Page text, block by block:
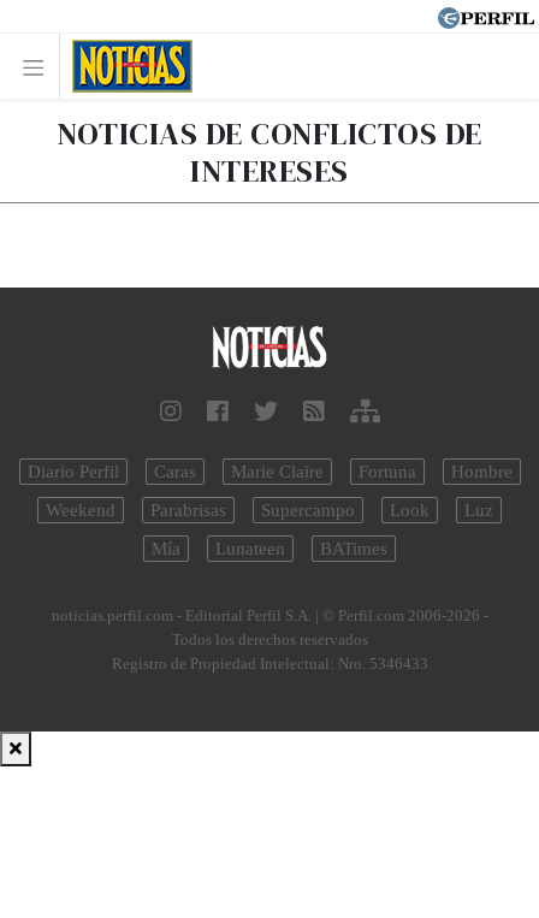
NOTICIAS DE CONFLICTOS DE
INTERESES
Diario Perfil Caras Marie Claire Fortuna
Hombre
Weekend
Parabrisas Supercampo Look
Luz
Mía
Lunateen BATimes
noticias.perfil.com - Editorial Perfil S.A. | © Perfil.com 2006-2026 -
Todos los derechos reservados
Registro de Propiedad Intelectual: Nro. 5346433